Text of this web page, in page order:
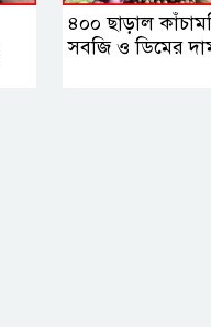
৪০০ ছাড়াল
সবজি ও ডিমের